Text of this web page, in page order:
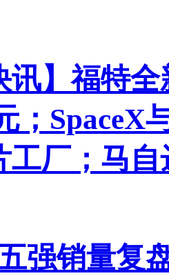
讯】福特
；SpaceX
工厂；马
强销量复